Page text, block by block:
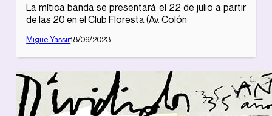
La mítica banda se presentará el 22 de julio a partir
de las 20 en el Club Floresta (Av. Colón
Migue Yassir18/06/2023